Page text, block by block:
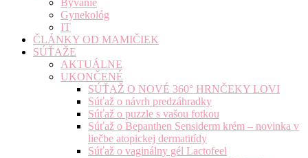
Bývanie
Gynekológ
IT
ČLÁNKY OD MAMIČIEK
SÚŤAŽE
AKTUÁLNE
UKONČENÉ
SÚŤAŽ O NOVÉ 360° HRNČEKY LOVI
Súťaž o návrh predzáhradky
Súťaž o puzzle s vašou fotkou
Súťaž o Bepanthen Sensiderm krém – novinka v
liečbe atopickej dermatitídy
Súťaž o vaginálny gél Lactofeel